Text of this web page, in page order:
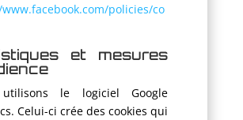
policies/co
et mesures
le logiciel Google
Celui-ci crée des cookies qui